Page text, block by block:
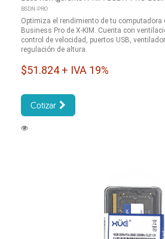
BSDN-PRO
Optimiza el rendimiento de tu computadora
Business Pro de X-KIM. Cuenta con
control de velocidad, puertos USB,
regulación de altura.
$51.824 + IVA 19%
Cotizar